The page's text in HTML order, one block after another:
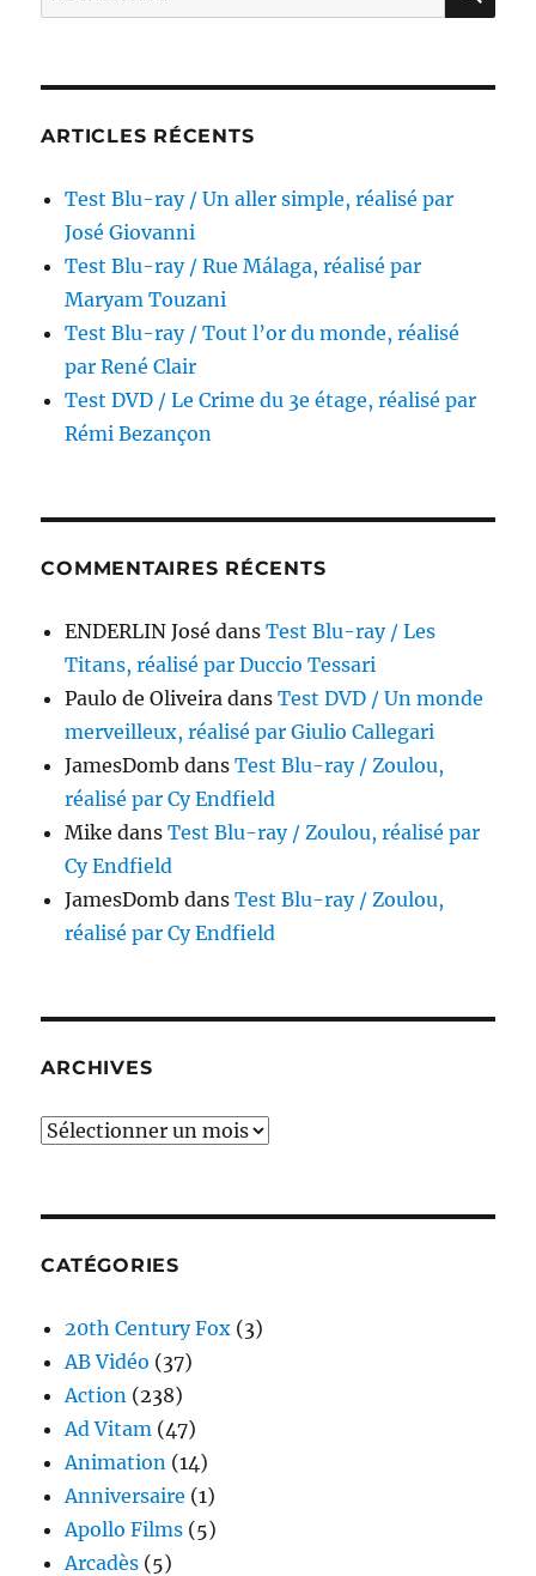
de
pour :
ARTICLES RÉCENTS
Test Blu-ray / Un aller simple, réalisé par
José Giovanni
Test Blu-ray / Rue Málaga, réalisé par
Maryam Touzani
Test Blu-ray / Tout l’or du monde, réalisé
par René Clair
Test DVD / Le Crime du 3e étage, réalisé par
Rémi Bezançon
COMMENTAIRES RÉCENTS
ENDERLIN José dansTest Blu-ray / Les
Titans, réalisé par Duccio Tessari
Paulo de Oliveira dansTest DVD / Un monde
merveilleux, réalisé par Giulio Callegari
JamesDomb dansTest Blu-ray / Zoulou,
réalisé par Cy Endfield
Mike dansTest Blu-ray / Zoulou, réalisé par
Cy Endfield
JamesDomb dansTest Blu-ray / Zoulou,
réalisé par Cy Endfield
ARCHIVES
Archives
CATÉGORIES
20th Century Fox (3)
AB Vidéo (37)
Action (238)
Ad Vitam (47)
Animation (14)
Anniversaire (1)
Apollo Films (5)
Arcadès (5)